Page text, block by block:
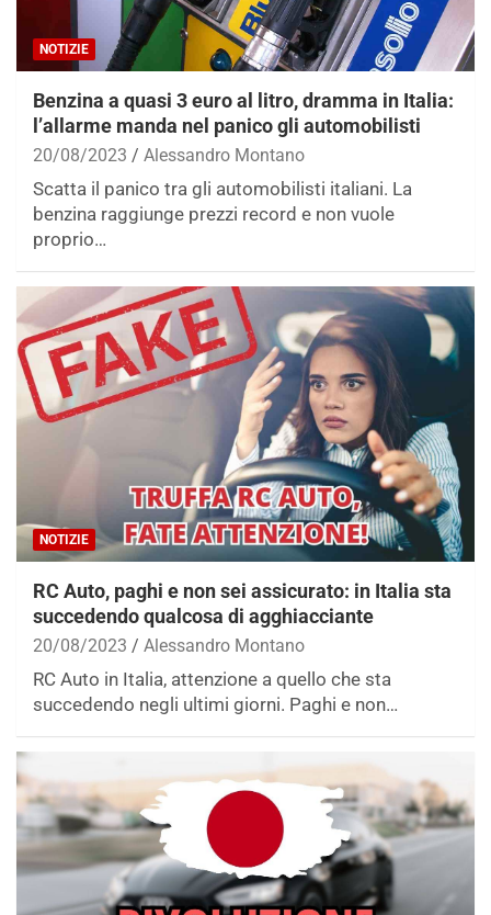
NOTIZIE
Benzina a quasi 3 euro al litro, dramma in Italia:
l’allarme manda nel panico gli automobilisti
20/08/2023 Alessandro Montano
Scatta il panico tra gli automobilisti italiani. La
benzina raggiunge prezzi record e non vuole
proprio…
NOTIZIE
RC Auto, paghi e non sei assicurato: in Italia sta
succedendo qualcosa di agghiacciante
20/08/2023 Alessandro Montano
RC Auto in Italia, attenzione a quello che sta
succedendo negli ultimi giorni. Paghi e non…